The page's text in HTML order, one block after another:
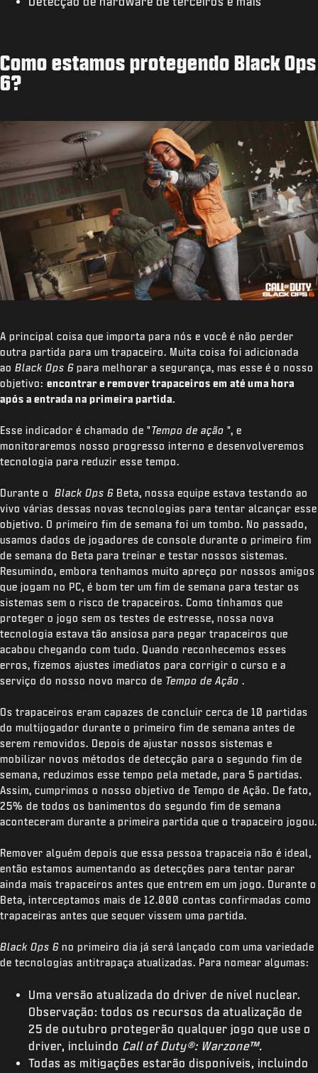
Como estamos protegendo Black Ops
6?
A principal coisa que importa para nós e você é não perder
outra partida para um trapaceiro. Muita coisa foi adicionada
ao Black Ops 6 para melhorar a segurança, mas esse é o nosso
objetivo: encontrar e remover trapaceiros em até uma hora
após a entrada na primeira partida.
Esse indicador é chamado de "Tempo de ação ", e
monitoraremos nosso progresso interno e desenvolveremos
tecnologia para reduzir esse tempo.
Durante o Black Ops 6 Beta, nossa equipe estava testando ao
vivo várias dessas novas tecnologias para tentar alcançar esse
objetivo. O primeiro fim de semana foi um tombo. No passado,
usamos dados de jogadores de console durante o primeiro fim
de semana do Beta para treinar e testar nossos sistemas.
Resumindo, embora tenhamos muito apreço por nossos amigos
que jogam no PC, é bom ter um fim de semana para testar os
sistemas sem o risco de trapaceiros. Como tínhamos que
proteger o jogo sem os testes de estresse, nossa nova
tecnologia estava tão ansiosa para pegar trapaceiros que
acabou chegando com tudo. Quando reconhecemos esses
erros, fizemos ajustes imediatos para corrigir o curso e a
serviço do nosso novo marco de Tempo de Ação .
Os trapaceiros eram capazes de concluir cerca de 10 partidas
do multijogador durante o primeiro fim de semana antes de
serem removidos. Depois de ajustar nossos sistemas e
mobilizar novos métodos de detecção para o segundo fim de
semana, reduzimos esse tempo pela metade, para 5 partidas.
Assim, cumprimos o nosso objetivo de Tempo de Ação. De fato,
25% de todos os banimentos do segundo fim de semana
aconteceram durante a primeira partida que o trapaceiro jogou.
Remover alguém depois que essa pessoa trapaceia não é ideal,
então estamos aumentando as detecções para tentar parar
ainda mais trapaceiros antes que entrem em um jogo. Durante o
Beta, interceptamos mais de 12.000 contas confirmadas como
trapaceiras antes que sequer vissem uma partida.
Black Ops 6 no primeiro dia já será lançado com uma variedade
de tecnologias antitrapaça atualizadas. Para nomear algumas:
Uma versão atualizada do driver de nível nuclear.
Observação: todos os recursos da atualização de
25 de outubro protegerão qualquer jogo que use o
driver, incluindo Call of Duty®: Warzone™.
Todas as mitigações estarão disponíveis, incluindo